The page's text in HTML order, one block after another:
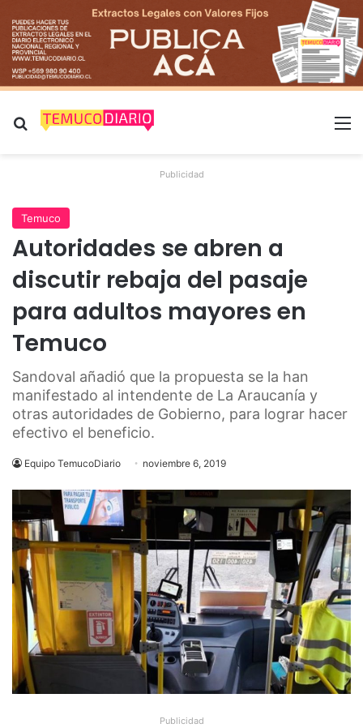
Buscar por
Publicidad
Temuco
Autoridades se abren a
discutir rebaja del pasaje
para adultos mayores en
Temuco
Sandoval añadió que la propuesta se la han
manifestado al intendente de La Araucanía y
otras autoridades de Gobierno, para lograr hacer
efectivo el beneficio.
Equipo TemucoDiario noviembre 6, 2019
Publicidad